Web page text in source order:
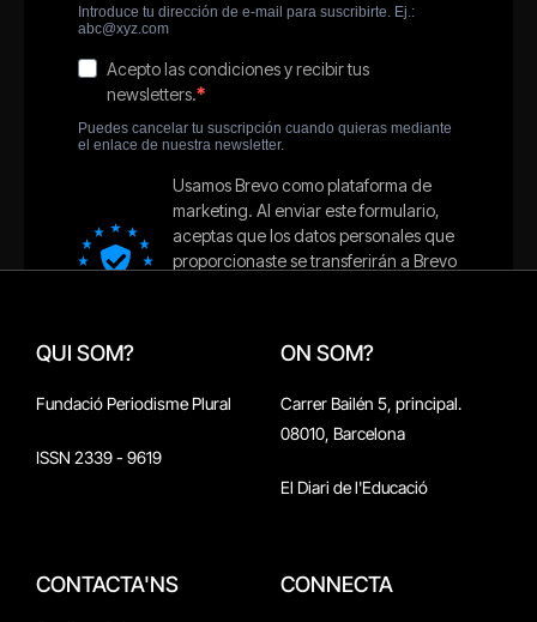
QUI SOM?
Fundació Periodisme Plural
ISSN 2339 - 9619
ON SOM?
Carrer Bailén 5, principal.
08010, Barcelona
El Diari de l'Educació
CONTACTA'NS CONNECTA